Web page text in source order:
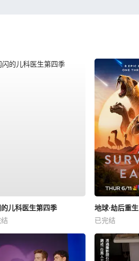
儿科医生第四季
地球·劫后重生
已完结